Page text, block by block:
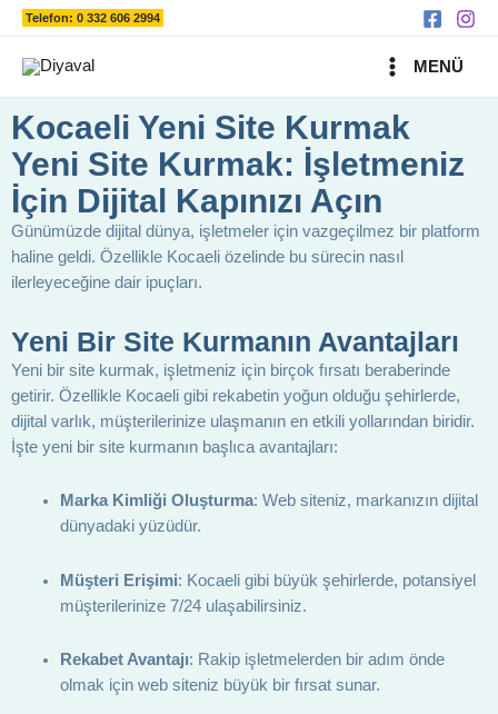
İçeriğeTelefon: 0 332 606 2994
MAIN
MENÜ
Kocaeli Yeni Site Kurmak
Yeni Site Kurmak: İşletmeniz
İçin Dijital Kapınızı Açın
Günümüzde dijital dünya, işletmeler için vazgeçilmez bir platform
haline geldi. Özellikle Kocaeli özelinde bu sürecin nasıl
ilerleyeceğine dair ipuçları.
Yeni Bir Site Kurmanın Avantajları
Yeni bir site kurmak, işletmeniz için birçok fırsatı beraberinde
getirir. Özellikle Kocaeli gibi rekabetin yoğun olduğu şehirlerde,
dijital varlık, müşterilerinize ulaşmanın en etkili yollarından biridir.
İşte yeni bir site kurmanın başlıca avantajları:
Marka Kimliği Oluşturma: Web siteniz, markanızın dijital
dünyadaki yüzüdür.
Müşteri Erişimi: Kocaeli gibi büyük şehirlerde, potansiyel
müşterilerinize 7/24 ulaşabilirsiniz.
Rekabet Avantajı: Rakip işletmelerden bir adım önde
olmak için web siteniz büyük bir fırsat sunar.
Ara